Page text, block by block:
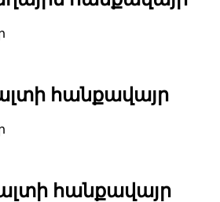
հանքավայր
հանքավայր